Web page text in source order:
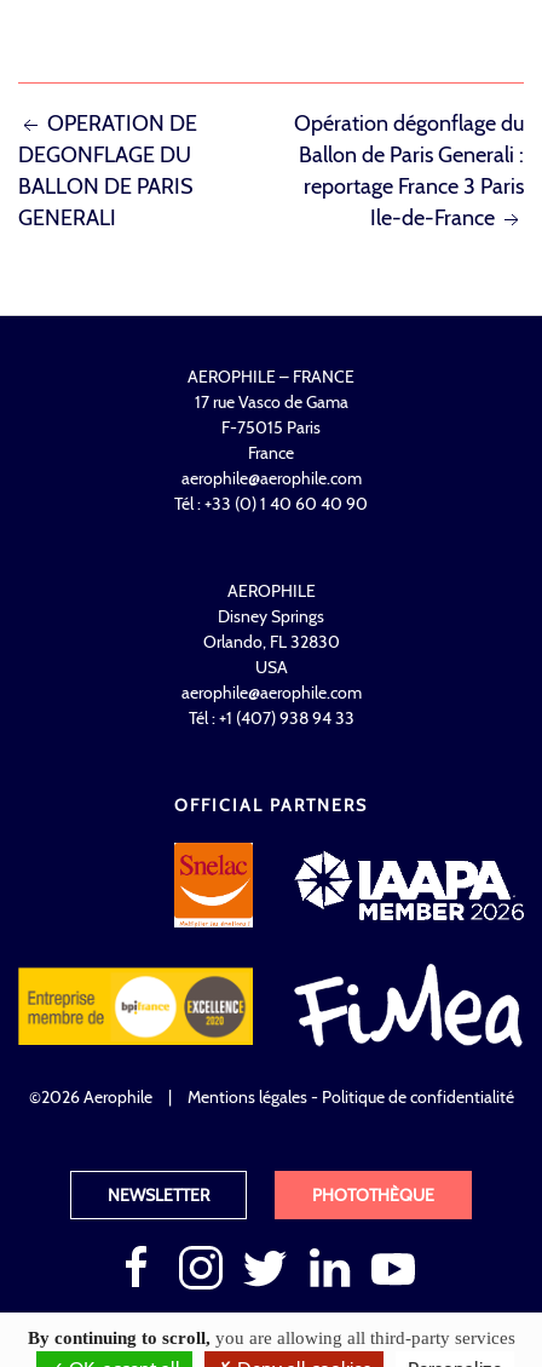
NAVIGATION
DE
L’ARTICLE
OPERATION DE
DEGONFLAGE DU
BALLON DE PARIS
GENERALI
Opération dégonflage du
Ballon de Paris Generali :
reportage France 3 Paris
Ile-de-France
AEROPHILE – FRANCE
17 rue Vasco de Gama
F-75015 Paris
France
aerophile@aerophile.com
Tél : +33 (0) 1 40 60 40 90
AEROPHILE
Disney Springs
Orlando, FL 32830
USA
aerophile@aerophile.com
Tél : +1 (407) 938 94 33
OFFICIAL PARTNERS
©2026 Aerophile | Mentions légales - Politique de confidentialité
NEWSLETTER PHOTOTHÈQUE
website by akiprod
By continuing to scroll, you are allowing all third-party services